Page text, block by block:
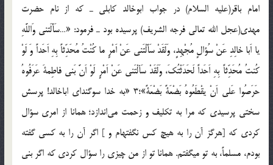
امام باقر(عليه السلام) در جواب ابوخالد كابلي ـ كه از نام حضرت
مهدي(عجل الله تعالي فرجه الشريف) پرسيده بود ـ فرمود: «…سَأَلَتني وَاللَّهِ
يا اَبا خالِدِ عَنْ سُؤالٍ مُجْهِدٍ، وَلَقَدْ سَأَلْتَني عَنْ اَمْرٍ ما كُنْتُ مُحَدِّثاً بِهِ اَحَداً وَ لَوْ
كُنتُ مُحَدِّثاً بِهِ اَحَداً لَحَدَثْتُكَ، وَلَقَدْ سَألْتَني عَنْ اَمْرٍ لَوْ اَنَّ بَني فاطِمةَ عَرَفُوهُ
حَرَصُوا عَلي اَنْ يقْطَعُوهُ بَضْعَةً بَضْعَةً»؛3 «به خدا سوگند‌اي اباخالد! پرسش
سختي پرسيدی كه مرا به تكليف و زحمت مي‌اندازد؛ همانا از امري سؤال
كردی كه [هرگز آن را به هيچ كس نگفته‏ام و ] اگر آن را به كسي گفته
بودم، مسلماً، به تو مي‏گفتم. همانا تو از من چيزي را سؤال كردي كه اگر بني